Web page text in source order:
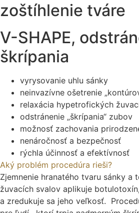
zoštíhlenie tváre
V-SHAPE,
škrípania
vyrysovanie uhlu sánky
neinvazívne ošetrenie
relaxácia hypetrofických
odstránenie „škrípania“ zubov
možnosť zachovania
nenáročnosť a bezpečnosť
rýchla účinnosť a efektívnosť
Aký problém procedúra rieši?
Zjemnenie hranatého tvaru sánky a
žuvacích svalov aplikuje
a zredukuje sa jeho veľkosť.